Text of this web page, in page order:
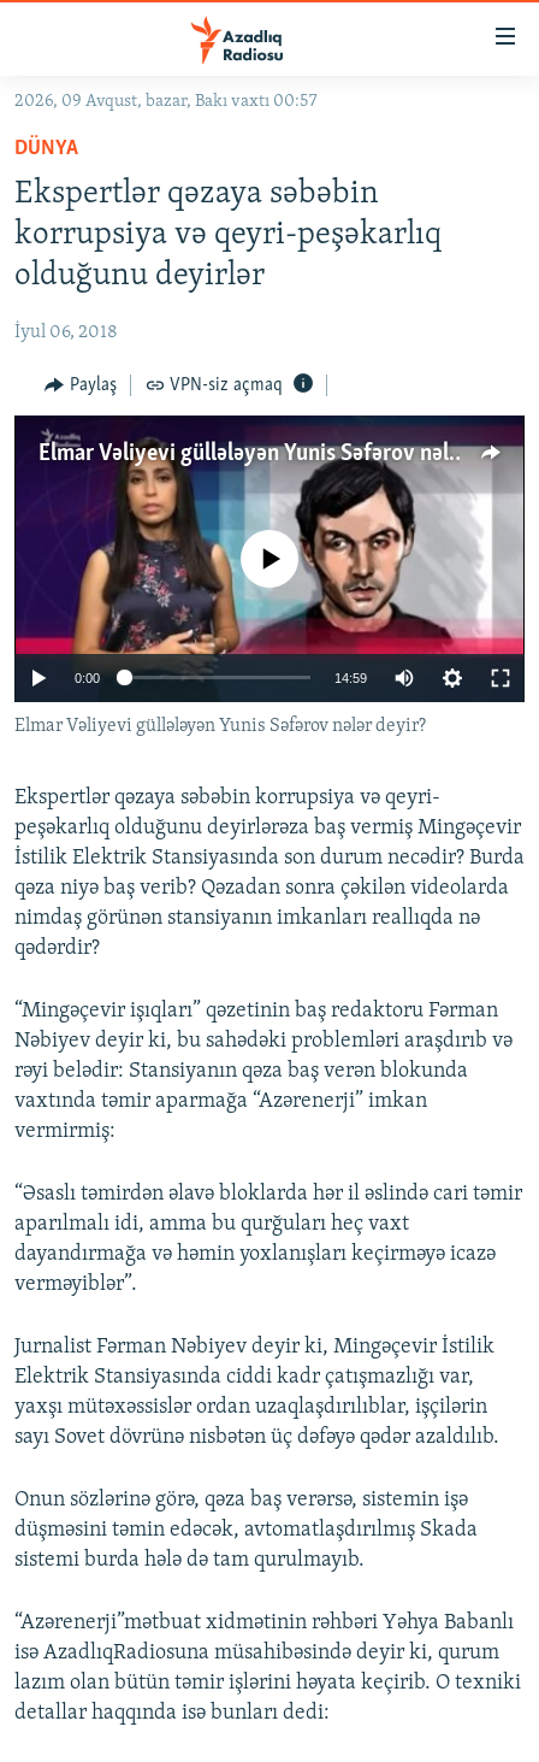
Əsas
qayıt
Əsas
naviqasiyaya
qayıt
Axtarışa
#İZAHLA
KORRUPSIOMETR
#ƏSLINDƏ
QANUNI DOĞRU
ARAŞDIRMA
MULTIMEDIA
FOTOQALEREYA
İNFOQRAFIKA
KARIKATURA
RADIO ARXIV
AZƏRBAYCAN ƏDƏBIYYATI KITABXANASI
İSLAM VƏ DEMOKRATIYA
İZ - MƏDƏNIYYƏT PROQRAMI
HAQQIMIZDA
MISSIYAMIZ
PEŞƏ ETIKASI VƏ JURNALISTIKA STANDARTLARIMIZ
MATERIALLARIMIZDAN ISTIFADƏ
BIZIMLƏ ƏLAQƏ
BIZI IZLƏ
2026, 09 Avqust, bazar, Bakı vaxtı 00:57
DÜNYA
Ekspertlər qəzaya səbəbin
korrupsiya və qeyri-peşəkarlıq
olduğunu deyirlər
İyul 06, 2018
Paylaş VPN-siz açmaq
Elmar Vəliyevi güllələyən Yunis Səfərov nələr deyir?
No media source currently available
0:00 14:59
Elmar Vəliyevi güllələyən Yunis Səfərov nələr deyir?
Ekspertlər qəzaya səbəbin korrupsiya və qeyri-
peşəkarlıq olduğunu deyirlərəza baş vermiş Mingəçevir
İstilik Elektrik Stansiyasında son durum necədir? Burda
qəza niyə baş verib? Qəzadan sonra çəkilən videolarda
nimdaş görünən stansiyanın imkanları reallıqda nə
qədərdir?
“Mingəçevir işıqları” qəzetinin baş redaktoru Fərman
Nəbiyev deyir ki, bu sahədəki problemləri araşdırıb və
rəyi belədir: Stansiyanın qəza baş verən blokunda
vaxtında təmir aparmağa “Azərenerji” imkan
vermirmiş:
“Əsaslı təmirdən əlavə bloklarda hər il əslində cari təmir
aparılmalı idi, amma bu qurğuları heç vaxt
dayandırmağa və həmin yoxlanışları keçirməyə icazə
verməyiblər”.
Jurnalist Fərman Nəbiyev deyir ki, Mingəçevir İstilik
Elektrik Stansiyasında ciddi kadr çatışmazlığı var,
yaxşı mütəxəssislər ordan uzaqlaşdırılıblar, işçilərin
sayı Sovet dövrünə nisbətən üç dəfəyə qədər azaldılıb.
Onun sözlərinə görə, qəza baş verərsə, sistemin işə
düşməsini təmin edəcək, avtomatlaşdırılmış Skada
sistemi burda hələ də tam qurulmayıb.
“Azərenerji”mətbuat xidmətinin rəhbəri Yəhya Babanlı
isə AzadlıqRadiosuna müsahibəsində deyir ki, qurum
lazım olan bütün təmir işlərini həyata keçirib. O texniki
detallar haqqında isə bunları dedi: